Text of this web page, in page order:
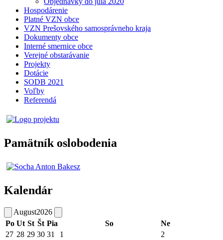
Hospodárenie
Platné VZN obce
VZN Prešovského samosprávneho kraja
Dokumenty obce
Interné smernice obce
Verejné obstarávanie
Projekty
Dotácie
SODB 2021
Voľby
Referendá
Pamätník oslobodenia
Kalendár
August2026
Po Ut St Št Pia So
Ne
27 28 29 30 31 1 2